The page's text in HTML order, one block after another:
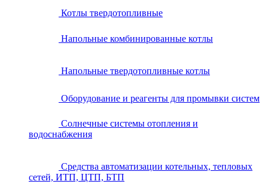
Котлы твердотопливные
Напольные комбинированные котлы
Напольные твердотопливные котлы
Оборудование и реагенты для промывки систем
Солнечные системы отопления и
водоснабжения
Средства автоматизации котельных, тепловых
сетей, ИТП, ЦТП, БТП